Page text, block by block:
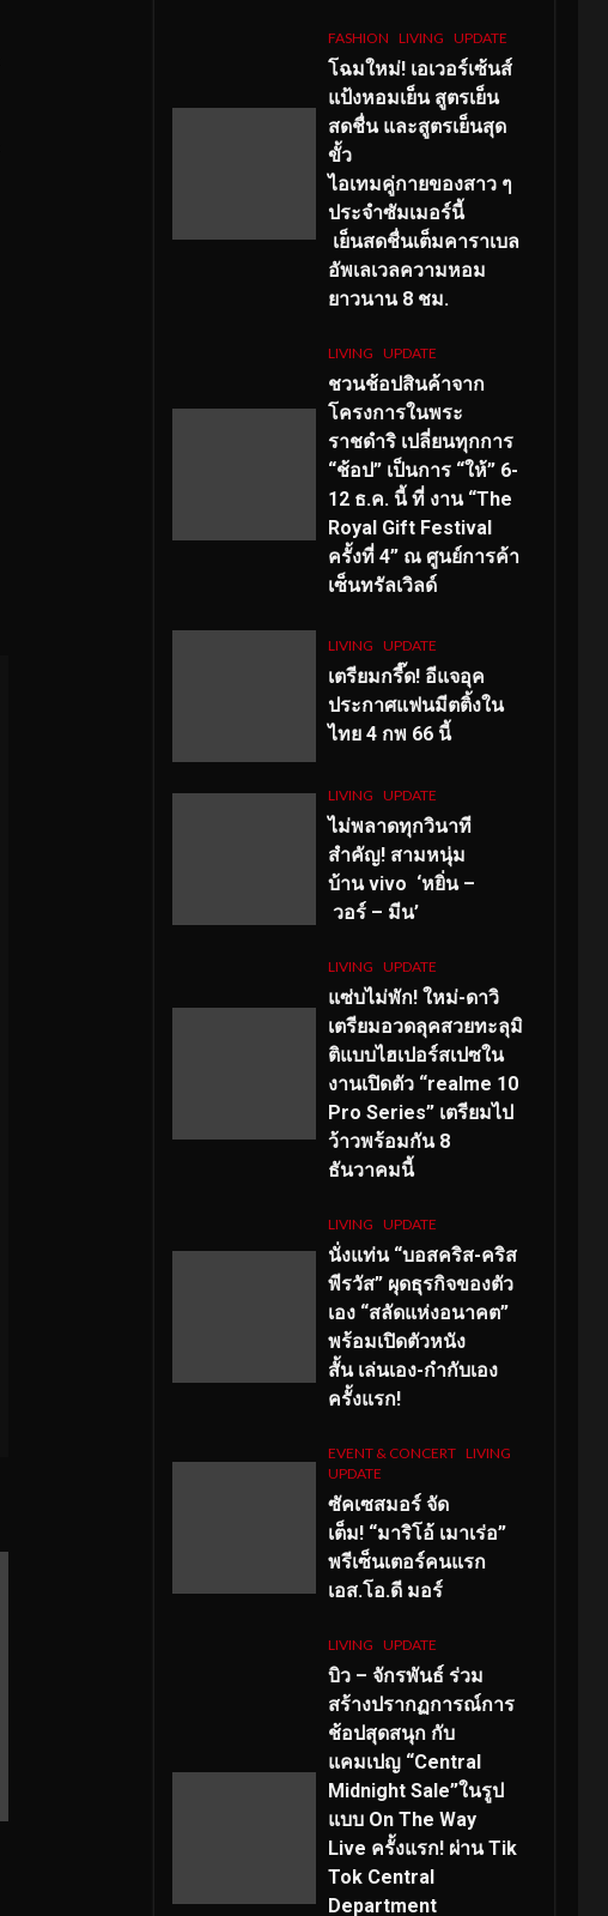
FASHION LIVING UPDATE
โฉมใหม่! เอเวอร์เซ้นส์
แป้งหอมเย็น สูตรเย็น
สดชื่น และสูตรเย็นสุด
ขั้ว
ไอเทมคู่กายของสาว ๆ
ประจำซัมเมอร์นี้
เย็นสดชื่นเต็มคาราเบล
อัพเลเวลความหอม
ยาวนาน 8 ชม.
LIVING UPDATE
ชวนช้อปสินค้าจาก
โครงการในพระ
ราชดำริ เปลี่ยนทุกการ
“ช้อป” เป็นการ “ให้” 6-
12 ธ.ค. นี้ ที่ งาน “The
Royal Gift Festival
ครั้งที่ 4” ณ ศูนย์การค้า
เซ็นทรัลเวิลด์
LIVING UPDATE
เตรียมกรี๊ด! อีแจอุค
ประกาศแฟนมีตติ้งใน
ไทย 4 กพ 66 นี้
LIVING UPDATE
ไม่พลาดทุกวินาที
สำคัญ! สามหนุ่ม
บ้าน vivo ‘หยิ่น –
วอร์ – มีน’
LIVING UPDATE
แซ่บไม่พัก! ใหม่-ดาวิ
เตรียมอวดลุคสวยทะลุมิ
ติแบบไฮเปอร์สเปซใน
งานเปิดตัว “realme 10
Pro Series” เตรียมไป
ว้าวพร้อมกัน 8
ธันวาคมนี้
LIVING UPDATE
นั่งแท่น “บอสคริส-คริส
พีรวัส” ผุดธุรกิจของตัว
เอง “สลัดแห่งอนาคต”
พร้อมเปิดตัวหนัง
สั้น เล่นเอง-กำกับเอง
ครั้งแรก!
EVENT & CONCERT LIVING
UPDATE
ซัคเซสมอร์ จัด
เต็ม! “มาริโอ้ เมาเร่อ”
พรีเซ็นเตอร์คนแรก
เอส.โอ.ดี มอร์
LIVING UPDATE
บิว – จักรพันธ์ ร่วม
สร้างปรากฏการณ์การ
ช้อปสุดสนุก กับ
แคมเปญ “Central
Midnight Sale”ในรูป
แบบ On The Way
Live ครั้งแรก! ผ่าน Tik
Tok Central
Department